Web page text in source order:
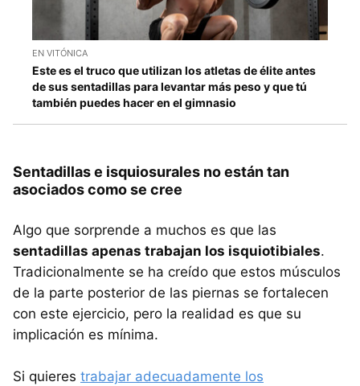
EN VITÓNICA
Este es el truco que utilizan los atletas de élite antes
de sus sentadillas para levantar más peso y que tú
también puedes hacer en el gimnasio
Sentadillas e isquiosurales no están tan
asociados como se cree
Algo que sorprende a muchos es que las
sentadillas apenas trabajan los isquiotibiales.
Tradicionalmente se ha creído que estos músculos
de la parte posterior de las piernas se fortalecen
con este ejercicio, pero la realidad es que su
implicación es mínima.
Si quieres trabajar adecuadamente los